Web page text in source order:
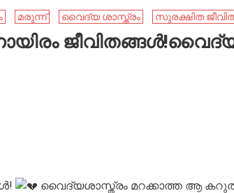
മരുന്ന് വൈദ്യ ശാസ്ത്രം സുരക്ഷിത
വൈദ്യശാസ്ത്രം മറക്കാത്ത ആ